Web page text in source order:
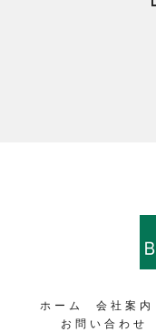
ホーム 会社案内
お問い合わせ